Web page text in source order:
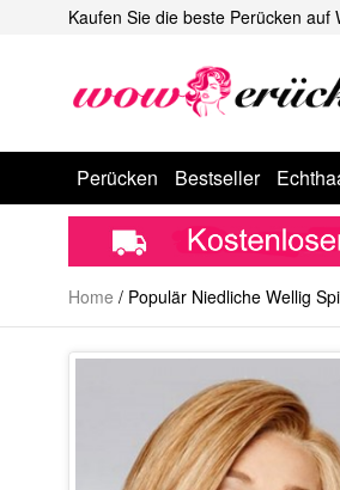
Kaufen Sie die beste Perücken auf
Perücken Bestseller
Home / Populär Niedliche Wellig